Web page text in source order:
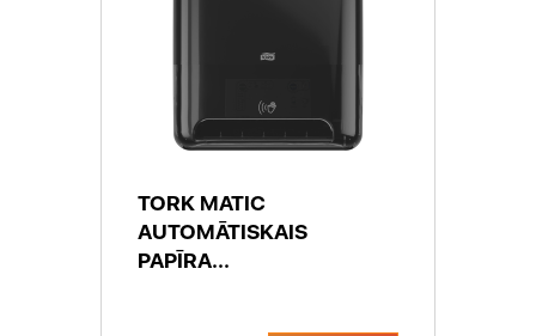
TORK MATIC
AUTOMĀTISKAIS
PAPĪRA...